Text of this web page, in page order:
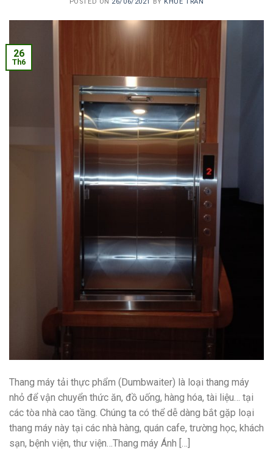
26
Th6
Thang máy tải thực phẩm (Dumbwaiter) là loại thang máy
nhỏ để vận chuyển thức ăn, đồ uống, hàng hóa, tài liệu… tại
các tòa nhà cao tầng. Chúng ta có thể dễ dàng bắt gặp loại
thang máy này tại các nhà hàng, quán cafe, trường học, khách
sạn, bệnh viện, thư viện…Thang máy Ánh […]